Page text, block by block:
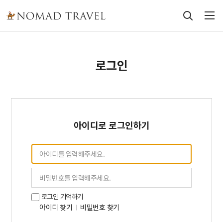
로그인
아이디로 로그인하기
로그인 기억하기
아이디 찾기 비밀번호 찾기